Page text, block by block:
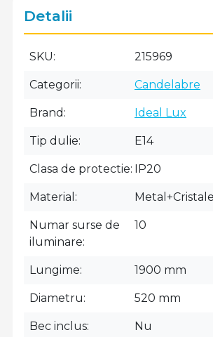
Detalii
SKU 215969
Categorii Candelabre
Brand Ideal Lux
Tip dulie E14
Clasa de protectie IP20
Material Metal+Cristale
Numar surse de
iluminare
10
Lungime 1900 mm
Diametru 520 mm
Bec inclus Nu